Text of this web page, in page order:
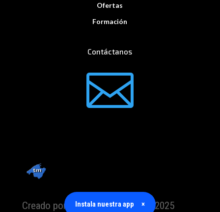
Ofertas
Formación
Contáctanos

Creado por TrabajoMallorca.com 2025
Instala nuestra app ×